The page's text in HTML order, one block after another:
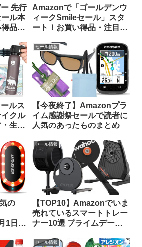
先行
ル本
品を
Amazonで「ゴールデンウ
ィークSmileセール」スタ
ート！お買い得品・注目品
ップしてご紹介します
ルス
クル
生活
た
セール情報
【今夜終了】Amazonプラ
イム感謝祭セールで読者に
人気のあったものまとめ
の
1日
セール情報
【TOP10】Amazonでいま
売れているスマートトレー
ナー10選 プライムデーセ
セール情報